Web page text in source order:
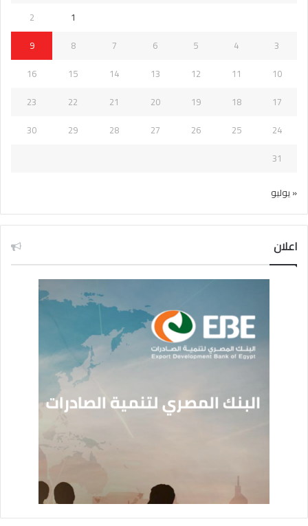
1
2
3
4
5
6
7
8
9
10
11
12
13
14
15
16
17
18
19
20
21
22
23
24
25
26
27
28
29
30
31
« يوليو
اعلان